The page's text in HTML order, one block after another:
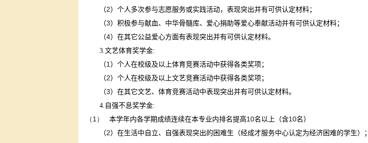
（2）个人多次参与志愿服务或实践活动，表现突出并有可供认定材料；
（3）积极参与献血、中华骨髓库、爱心捐助等爱心奉献活动并有可供认定材料；
（4）在其它公益爱心方面有表现突出并有可供认定材料。
3.文艺体育奖学金:
（1 ）个人在校级及以上体育竞赛活动中获得各类奖项；
（2）个人在校级及以上文艺竞赛活动中获得各类奖项；
（3）在其它文艺、体育竞赛活动中表现突出并有可供认定材料。
4. 自强不息奖学金:
（1）
本学年内各学期成绩连续在本专业内排名提高10名以上（含10名）
（2）在生活中自立、自强表现突出的困难生（经成才服务中心认定为经济困难的学生）；